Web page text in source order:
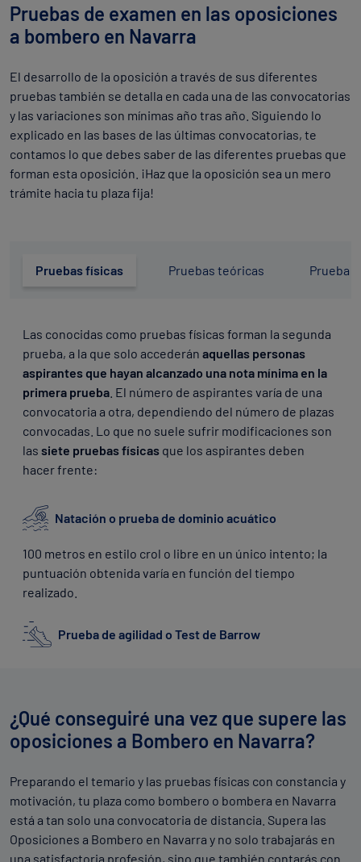
Pruebas de examen en las oposiciones
a bombero en Navarra
El desarrollo de la oposición a través de sus diferentes
pruebas también se detalla en cada una de las convocatorias
y las variaciones son mínimas año tras año. Siguiendo lo
explicado en las bases de las últimas convocatorias, te
contamos lo que debes saber de las diferentes pruebas que
forman esta oposición. ¡Haz que la oposición sea un mero
trámite hacia tu plaza fija!
Pruebas físicas Pruebas teóricas Prueba
Las conocidas como pruebas físicas forman la segunda
prueba, a la que solo accederán aquellas personas
aspirantes que hayan alcanzado una nota mínima en la
primera prueba . El número de aspirantes varía de una
convocatoria a otra, dependiendo del número de plazas
convocadas. Lo que no suele sufrir modificaciones son
las siete pruebas físicas que los aspirantes deben
hacer frente:
Natación o prueba de dominio acuático
100 metros en estilo crol o libre en un único intento; la
puntuación obtenida varía en función del tiempo
realizado.
Prueba de agilidad o Test de Barrow
Levantamiento de peso de 38 kg para hombres y
30 kg para mujeres oPress de Banca
En una serie de repeticiones, a más repeticiones mayor
puntuación.
Prueba de Fuerza-Resistencia y Coordinación o
Test de saltos laterales
¿Qué conseguiré una vez que supere las
oposiciones a Bombero en Navarra?
Preparando el temario y las pruebas físicas con constancia y
motivación, tu plaza como bombero o bombera en Navarra
está a tan solo una convocatoria de distancia. Supera las
Oposiciones a Bombero en Navarra y no solo trabajarás en
una satisfactoria profesión, sino que también contarás con